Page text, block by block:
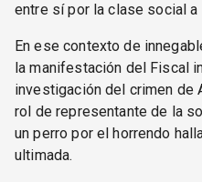
entre sí por la clase social a
En ese contexto de
la manifestación del Fiscal
investigación del crimen de
rol de representante de la
un perro por el horrendo
ultimada.